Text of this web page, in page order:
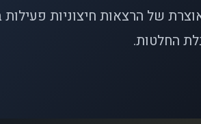
של הרצאות חיצוניות
החלטות.